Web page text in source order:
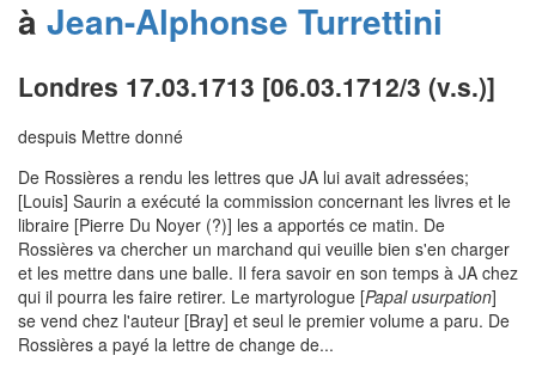
à Jean-Alphonse Turrettini
Londres 17.03.1713 [06.03.1712/3 (v.s.)]
despuis Mettre donné
De Rossières a rendu les lettres que JA lui avait adressées;
[Louis] Saurin a exécuté la commission concernant les livres et le
libraire [Pierre Du Noyer (?)] les a apportés ce matin. De
Rossières va chercher un marchand qui veuille bien s'en charger
et les mettre dans une balle. Il fera savoir en son temps à JA chez
qui il pourra les faire retirer. Le martyrologue [Papal usurpation]
se vend chez l'auteur [Bray] et seul le premier volume a paru. De
Rossières a payé la lettre de change de...